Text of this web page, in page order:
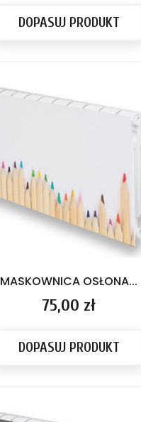
DOPASUJ PRODUKT
MASKOWNICA OSŁONA...
Cena
75,00 zł
DOPASUJ PRODUKT